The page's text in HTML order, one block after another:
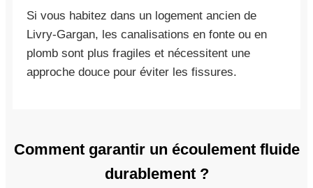
Si vous habitez dans un logement ancien de
Livry-Gargan, les canalisations en fonte ou en
plomb sont plus fragiles et nécessitent une
approche douce pour éviter les fissures.
Comment garantir un écoulement fluide
durablement ?